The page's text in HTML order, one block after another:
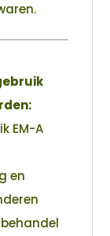
EM-A
en